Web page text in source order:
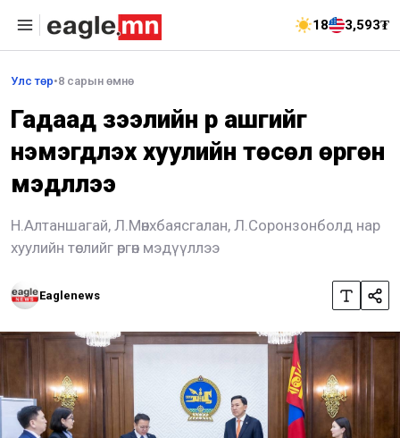
18 3,593₮
Улс төр•8 сарын өмнө
Гадаад зээлийн үр ашгийг
нэмэгдүүлэх хуулийн төсөл өргөн
мэдүүллээ
Н.Алтаншагай, Л.Мөнхбаясгалан, Л.Соронзонболд нар
хуулийн төслийг өргөн мэдүүллээ
Eaglenews